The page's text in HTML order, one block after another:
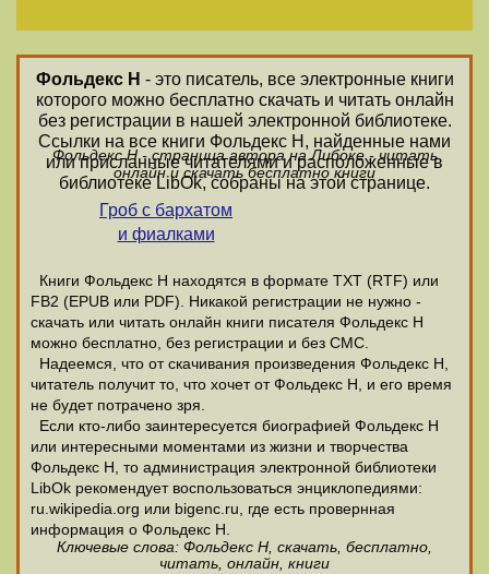
Фольдекс Н - это писатель, все электронные книги
которого можно бесплатно скачать и читать онлайн
без регистрации в нашей электронной библиотеке.
Ссылки на все книги Фольдекс Н, найденные нами
или присланные читателями и расположенные в
библиотеке LibOk, собраны на этой странице.
Фольдекс Н - страница автора на Либоке - читать
онлайн и скачать бесплатно книги
Гроб с бархатом
и фиалками
Книги Фольдекс Н находятся в формате ТХТ (RTF) или
FB2 (EPUB или PDF). Никакой регистрации не нужно -
скачать или читать онлайн книги писателя Фольдекс Н
можно бесплатно, без регистрации и без СМС.
Надеемся, что от скачивания произведения Фольдекс Н,
читатель получит то, что хочет от Фольдекс Н, и его время
не будет потрачено зря.
Если кто-либо заинтересуется биографией Фольдекс Н
или интересными моментами из жизни и творчества
Фольдекс Н, то администрация электронной библиотеки
LibOk рекомендует воспользоваться энциклопедиями:
ru.wikipedia.org или bigenc.ru, где есть провернная
информация о Фольдекс Н.
Ключевые слова: Фольдекс Н, скачать, бесплатно,
читать, онлайн, книги